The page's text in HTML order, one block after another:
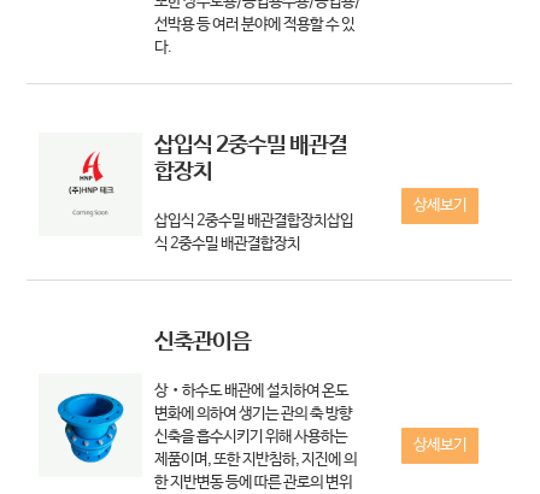
선박용 등 여러 분야에 적용할 수 있
다.
삽입식 2중수밀 배관결
합장치
삽입식 2중수밀 배관결합장치삽입
식 2중수밀 배관결합장치
상세보기
신축관이음
상‧하수도 배관에 설치하여 온도
변화에 의하여 생기는 관의 축 방향
신축을 흡수시키기 위해 사용하는
제품이며, 또한 지반침하, 지진에 의
한 지반변동 등에 따른 관로의 변위
상세보기